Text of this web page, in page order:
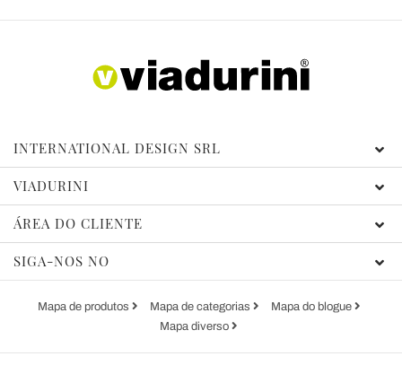
INTERNATIONAL DESIGN SRL
VIADURINI
ÁREA DO CLIENTE
SIGA-NOS NO
Mapa de produtos Mapa de categorias
Mapa do blogue
Mapa diverso